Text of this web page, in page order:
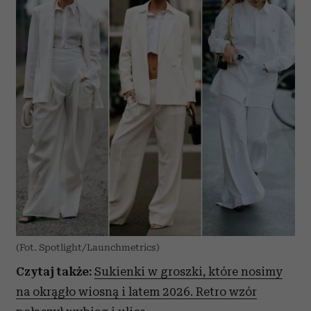
(Fot. Spotlight/Launchmetrics)
Czytaj także: Sukienki w groszki, które nosimy
na okrągło wiosną i latem 2026. Retro wzór